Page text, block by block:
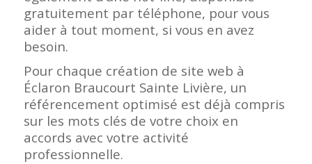
gratuitement par téléphone, pour vous
aider à tout moment, si vous en avez
besoin.
Pour chaque création de site web à
Éclaron Braucourt Sainte Livière, un
référencement optimisé est déjà compris
sur les mots clés de votre choix en
accords avec votre activité
professionnelle.